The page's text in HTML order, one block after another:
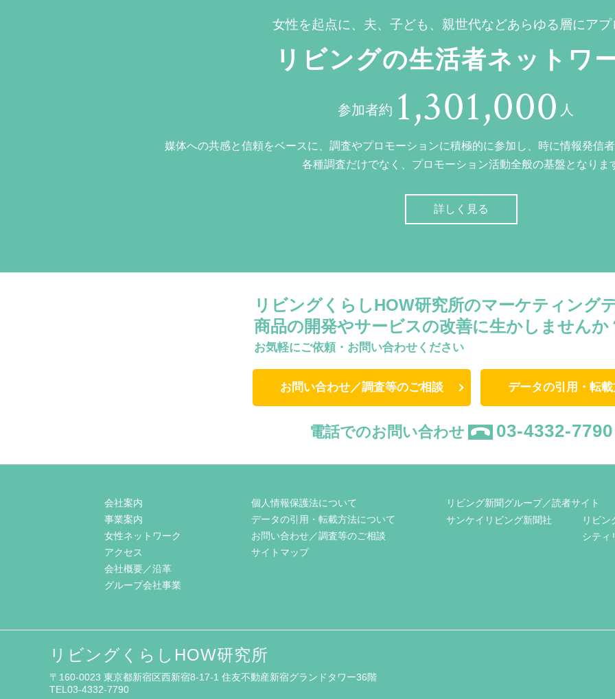
女性を起点に、夫、子ども、親世代などあらゆる層にアプ
リビングの生活者ネットワ
参加者約 1,301,000 人
媒体への共感と信頼をベースに、調査やプロモーションに積極的に参加し、時に情報発信
各種調査だけでなく、プロモーション活動全般の基盤となりま
詳しく見る
リビングくらしHOW研究所のマーケティング
商品の開発やサービスの改善に生かしませんか
お気軽にご依頼・お問い合わせください
お問い合わせ／調査等のご相談 データの引用・転
電話でのお問い合わせ 03-4332-7790
会社案内
事業案内
女性ネットワーク
アクセス
会社概要／沿革
グループ会社事業
個人情報保護法について
データの引用・転載方法について
お問い合わせ／調査等のご相談
サイトマップ
リビング新聞グループ／読者サイト
サンケイリビング新聞社
リビン
シティ
リビングくらしHOW研究所
〒160-0023 東京都新宿区西新宿8-17-1 住友不動産新宿グランドタワー36階
TEL03-4332-7790